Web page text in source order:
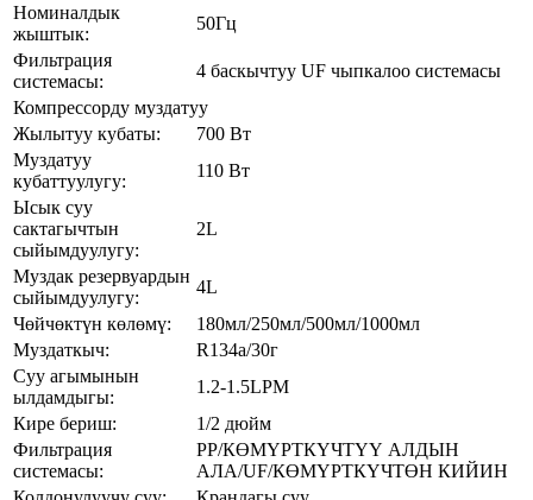
Номиналдык
жыштык:
50Гц
Фильтрация
системасы:
4 баскычтуу UF чыпкалоо системасы
Компрессорду муздатуу
Жылытуу кубаты:
700 Вт
Муздатуу
кубаттуулугу:
110 Вт
Ысык суу
сактагычтын
сыйымдуулугу:
2L
Муздак резервуардын
сыйымдуулугу:
4L
Чөйчөктүн көлөмү:
180мл/250мл/500мл/1000мл
Муздаткыч:
R134a/30г
Суу агымынын
ылдамдыгы:
1.2-1.5LPM
Кире бериш:
1/2 дюйм
Фильтрация
системасы:
PP/КӨМҮРТКҮЧТҮҮ АЛДЫН
АЛА/UF/КӨМҮРТКҮЧТӨН КИЙИН